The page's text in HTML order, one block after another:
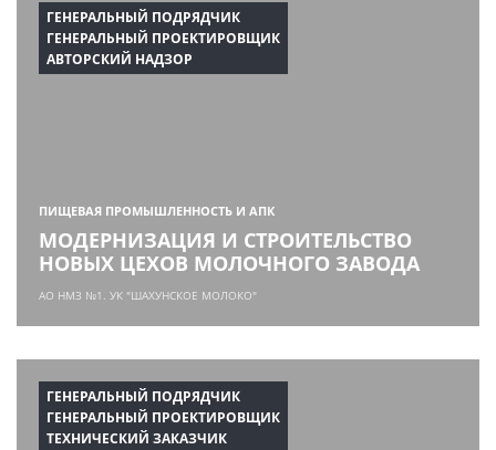
ГЕНЕРАЛЬНЫЙ ПОДРЯДЧИК
ГЕНЕРАЛЬНЫЙ ПРОЕКТИРОВЩИК
АВТОРСКИЙ НАДЗОР
ПИЩЕВАЯ ПРОМЫШЛЕННОСТЬ И АПК
МОДЕРНИЗАЦИЯ И СТРОИТЕЛЬСТВО
НОВЫХ ЦЕХОВ МОЛОЧНОГО ЗАВОДА
АО НМЗ №1. УК "ШАХУНСКОЕ МОЛОКО"
ГЕНЕРАЛЬНЫЙ ПОДРЯДЧИК
ГЕНЕРАЛЬНЫЙ ПРОЕКТИРОВЩИК
ТЕХНИЧЕСКИЙ ЗАКАЗЧИК